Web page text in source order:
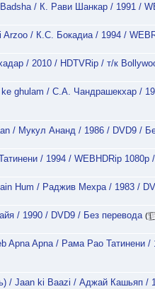
/ К. Рави Шанкар / 1991 /
/ К.С. Бокадиа / 1994 /
/ 2010 / HDTVRip / т/к
ghulam / С.А. Чандрашекхар /
/ Мукул Ананд / 1986 / DVD9 /
/ 1994 / WEBHDRip
Hum / Раджив Мехра / 1983 /
/ 1990 / DVD9 / Без перевода (
Apna Apna / Рама Рао Татинени
/ Jaan ki Baazi / Аджай Кашьяп /